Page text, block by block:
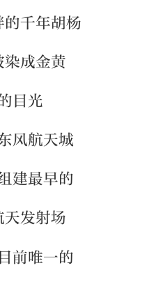
的千年胡杨
染成金黄
目光
风航天城
建最早的
天发射场
前唯一的